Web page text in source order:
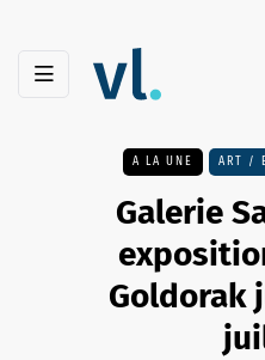
A LA UNE ART /
Galerie
Goldorak